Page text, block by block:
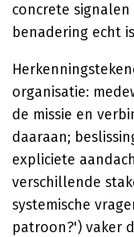
concrete
benadering echt
organisatie:
de missie en
daaraan;
expliciete
verschillende
systemische
patroon?') vaker